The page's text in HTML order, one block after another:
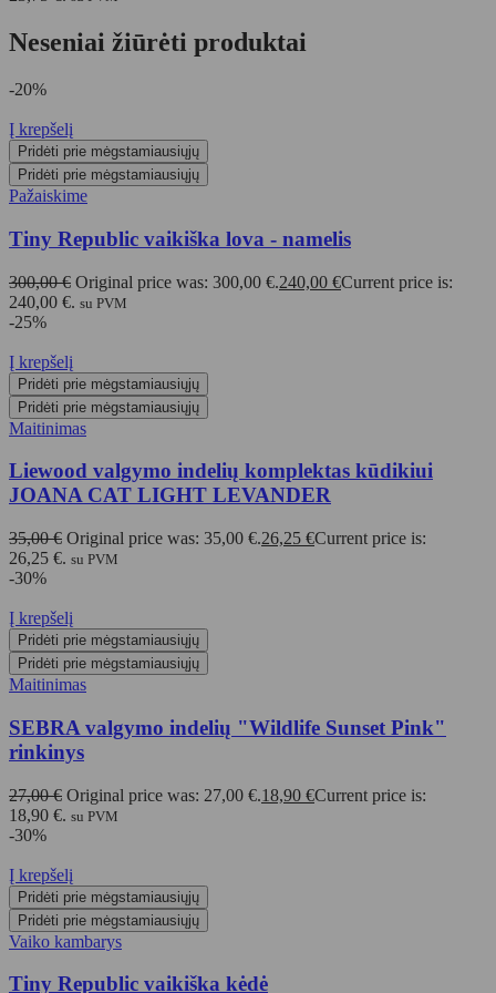
Neseniai žiūrėti produktai
-20%
Į krepšelį
Pridėti prie mėgstamiausiųjų
Pridėti prie mėgstamiausiųjų
Pažaiskime
Tiny Republic vaikiška lova - namelis
300,00€ Original price was: 300,00 €.240,00 €Current price is:
240,00 €. su PVM
-25%
Į krepšelį
Pridėti prie mėgstamiausiųjų
Pridėti prie mėgstamiausiųjų
Maitinimas
Liewood valgymo indelių komplektas kūdikiui
JOANA CAT LIGHT LEVANDER
35,00€ Original price was: 35,00 €.26,25 €Current price is:
26,25 €. su PVM
-30%
Į krepšelį
Pridėti prie mėgstamiausiųjų
Pridėti prie mėgstamiausiųjų
Maitinimas
SEBRA valgymo indelių "Wildlife Sunset Pink"
rinkinys
27,00€ Original price was: 27,00 €.18,90 €Current price is:
18,90 €. su PVM
-30%
Į krepšelį
Pridėti prie mėgstamiausiųjų
Pridėti prie mėgstamiausiųjų
Vaiko kambarys
Tiny Republic vaikiška kėdė